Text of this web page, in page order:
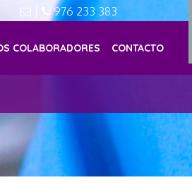
976 233 383
COLABORADORES CONTACTO